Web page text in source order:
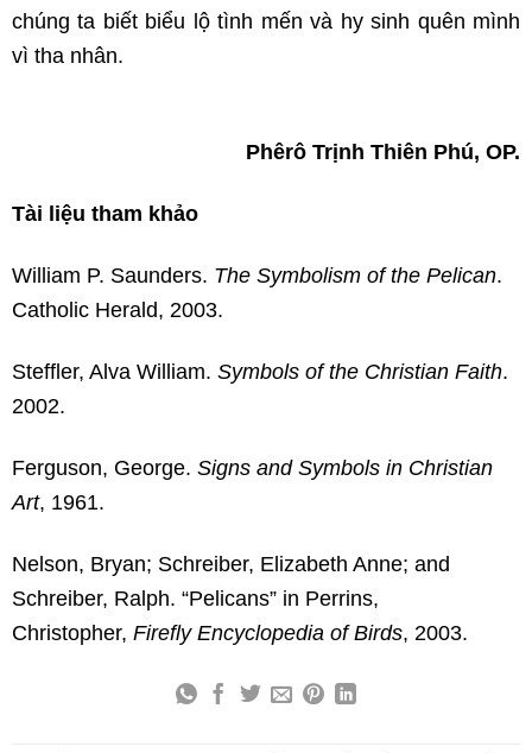
chúng ta biết biểu lộ tình mến và hy sinh quên mình
vì tha nhân.
Phêrô Trịnh Thiên Phú, OP.
Tài liệu tham khảo
William P. Saunders. The Symbolism of the Pelican.
Catholic Herald, 2003.
Steffler, Alva William. Symbols of the Christian Faith.
2002.
Ferguson, George. Signs and Symbols in Christian
Art, 1961.
Nelson, Bryan; Schreiber, Elizabeth Anne; and
Schreiber, Ralph. “Pelicans” in Perrins,
Christopher, Firefly Encyclopedia of Birds, 2003.